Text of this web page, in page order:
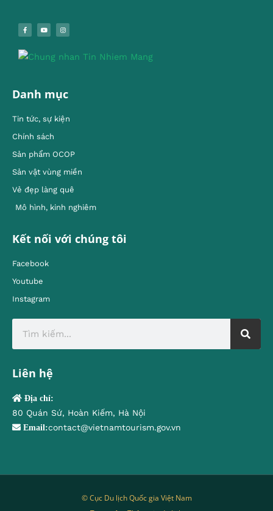
Danh mục
Tin tức, sự kiện
Chính sách
Sản phẩm OCOP
Sản vật vùng miền
Vẻ đẹp làng quê
Mô hình, kinh nghiêm
Kết nối với chúng tôi
Facebook
Youtube
Instagram
Liên hệ
Địa chỉ:
80 Quán Sứ, Hoàn Kiếm, Hà Nội
Email:contact@vietnamtourism.gov.vn
© Cục Du lịch Quốc gia Việt Nam